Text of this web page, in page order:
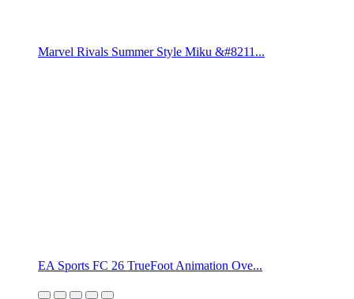
Marvel Rivals Summer Style Miku &#8211...
EA Sports FC 26 TrueFoot Animation Ove...